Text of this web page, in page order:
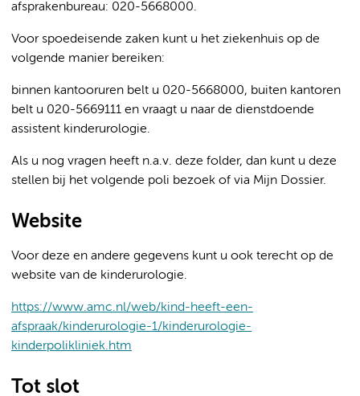
afsprakenbureau: 020-5668000.
Voor spoedeisende zaken kunt u het ziekenhuis op de
volgende manier bereiken:
binnen kantooruren belt u 020-5668000, buiten kantoren
belt u 020-5669111 en vraagt u naar de dienstdoende
assistent kinderurologie.
Als u nog vragen heeft n.a.v. deze folder, dan kunt u deze
stellen bij het volgende poli bezoek of via Mijn Dossier.
Website
Voor deze en andere gegevens kunt u ook terecht op de
website van de kinderurologie.
https://www.amc.nl/web/kind-heeft-een-
afspraak/kinderurologie-1/kinderurologie-
kinderpolikliniek.htm
Tot slot